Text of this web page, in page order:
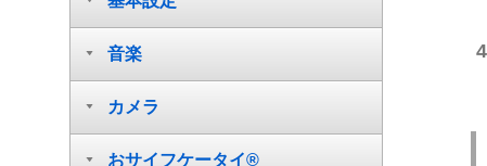
音楽
カメラ
おサイフケータイ®